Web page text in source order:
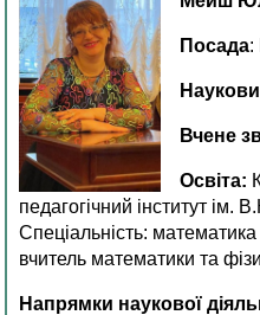
Посада:
Вчене
Освіта:
педагогічний інститут ім.
Спеціальність: математика
вчитель математики та
Напрямки наукової